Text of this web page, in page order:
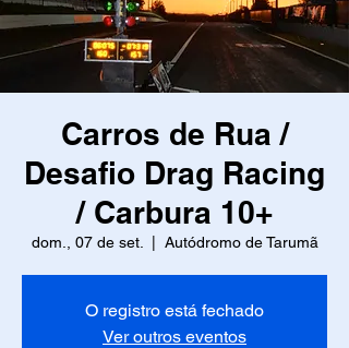
Carros de Rua /
Desafio Drag Racing
/ Carbura 10+
dom., 07 de set. Autódromo de Tarumã
O registro está fechado
Ver outros eventos